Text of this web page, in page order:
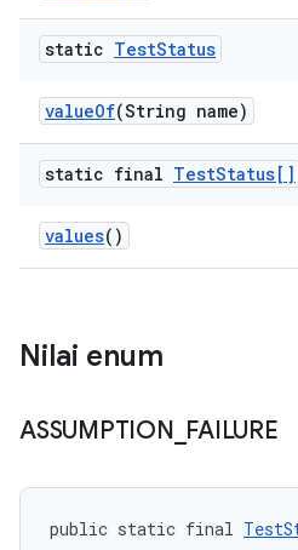
static TestStatus
valueOf(String name)
static final TestStatus[]
values()
Nilai enum
ASSUMPTION FAILURE
public static final